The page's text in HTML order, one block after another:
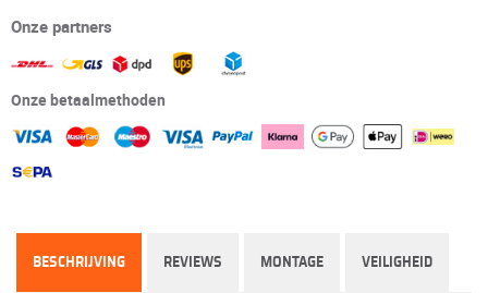
Onze partners
Onze betaalmethoden
BESCHRIJVING REVIEWS MONTAGE VEILIGHEID